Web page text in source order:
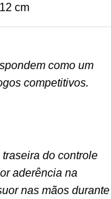
cm
como um
competitivos.
do controle
aderência na
nas mãos durante